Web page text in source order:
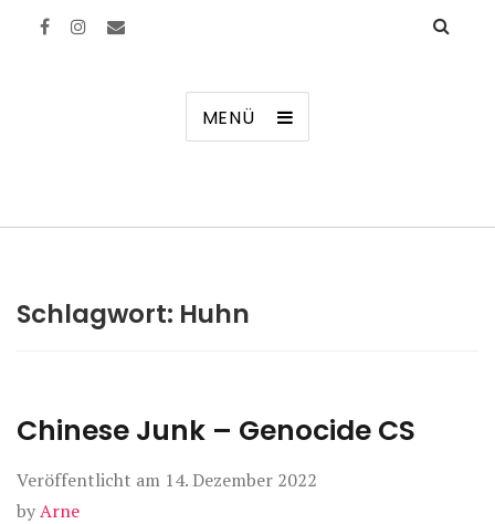
MENÜ
Schlagwort: Huhn
Chinese Junk – Genocide CS
Veröffentlicht am 14. Dezember 2022
byArne